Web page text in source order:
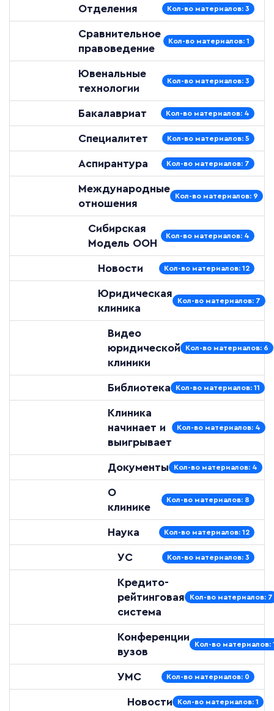
Отделения Кол-во материалов: 3
Сравнительное
правоведение
Кол-во материалов: 1
Ювенальные
технологии
Кол-во материалов: 3
Бакалавриат Кол-во материалов: 4
Специалитет Кол-во материалов: 5
Аспирантура Кол-во материалов: 7
Международные
отношения
Кол-во материалов: 9
Сибирская
Модель ООН
Кол-во материалов: 4
Новости Кол-во материалов: 12
Юридическая
клиника
Кол-во материалов: 7
Видео
юридической
клиники
Кол-во материалов: 6
Библиотека Кол-во материалов: 11
Клиника
начинает и
выигрывает
Кол-во материалов: 4
Документы Кол-во материалов: 4
О
клинике
Кол-во материалов: 8
Наука Кол-во материалов: 12
УС Кол-во материалов: 3
Кредито-
рейтинговая
система
Кол-во материалов: 7
Конференции
вузов
Кол-во материалов:
УМС Кол-во материалов: 0
Новости Кол-во материалов: 1